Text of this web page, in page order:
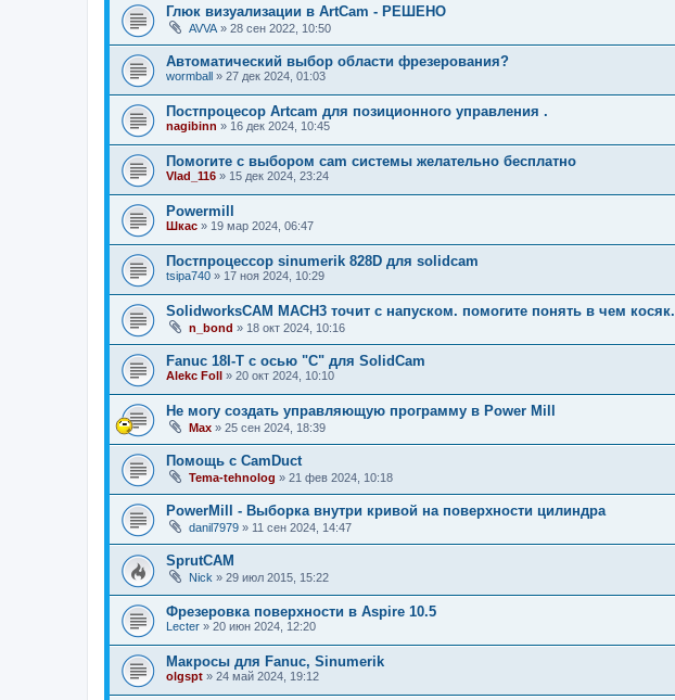
Глюк визуализации в ArtCam - РЕШЕНО
AVVA » 28 сен 2022, 10:50
Автоматический выбор области фрезерования?
wormball » 27 дек 2024, 01:03
Постпроцесор Artcam для позиционного управления .
nagibinn » 16 дек 2024, 10:45
Помогите с выбором cam системы желательно бесплатно
Vlad_116 » 15 дек 2024, 23:24
Powermill
Шкас » 19 мар 2024, 06:47
Постпроцессор sinumerik 828D для solidcam
tsipa740 » 17 ноя 2024, 10:29
SolidworksCAM MACH3 точит с напуском. помогите понять в чем косяк.
n_bond » 18 окт 2024, 10:16
Fanuc 18I-Т с осью "С" для SolidCam
Alekc Foll » 20 окт 2024, 10:10
Не могу создать управляющую программу в Power Mill
Мах » 25 сен 2024, 18:39
Помощь с CamDuct
Tema-tehnolog » 21 фев 2024, 10:18
PowerMill - Выборка внутри кривой на поверхности цилиндра
danil7979 » 11 сен 2024, 14:47
SprutCAM
Nick » 29 июл 2015, 15:22
Фрезеровка поверхности в Aspire 10.5
Lecter » 20 июн 2024, 12:20
Макросы для Fanuc, Sinumerik
olgspt » 24 май 2024, 19:12